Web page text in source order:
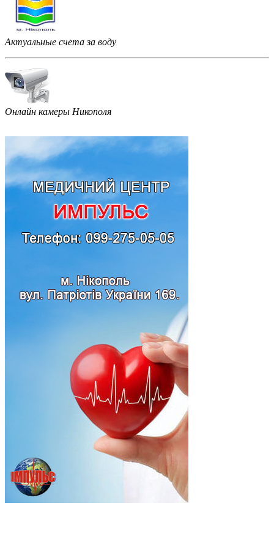
Актуальные счета за воду
Онлайн камеры Никополя